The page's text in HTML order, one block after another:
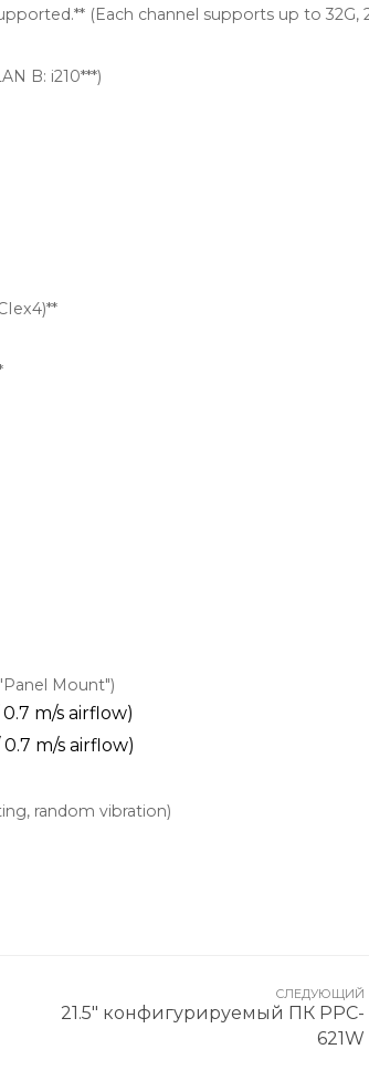
(Each channel supports up to 32G,
B: i210***)
Mount")
0.7 m/s airflow)
0.7 m/s airflow)
random vibration)
СЛЕДУЮЩИЙ
21.5" конфигурируемый ПК PPC-
621W